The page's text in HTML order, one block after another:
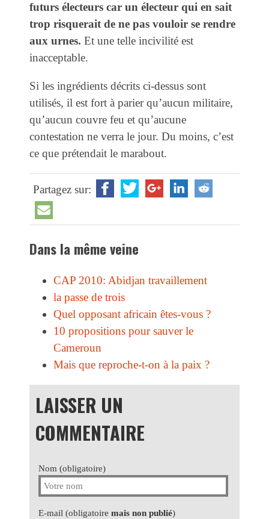
futurs électeurs car un électeur qui en sait
trop risquerait de ne pas vouloir se rendre
aux urnes. Et une telle incivilité est
inacceptable.
Si les ingrédients décrits ci-dessus sont
utilisés, il est fort à parier qu’aucun militaire,
qu’aucun couvre feu et qu’aucune
contestation ne verra le jour. Du moins, c’est
ce que prétendait le marabout.
Partagez sur:
Dans la même veine
CAP 2010: Abidjan travaillement
la passe de trois
Quel opposant africain êtes-vous ?
10 propositions pour sauver le
Cameroun
Mais que reproche-t-on à la paix ?
LAISSER UN
COMMENTAIRE
Nom (obligatoire)
E-mail (obligatoire mais non publié)